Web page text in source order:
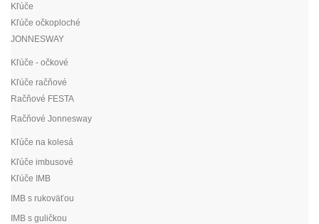
Kľúče
Kľúče očkoploché
JONNESWAY
Kľúče - očkové
Kľúče račňové
Račňové FESTA
Račňové Jonnesway
Kľúče na kolesá
Kľúče imbusové
Kľúče IMB
IMB s rukoväťou
IMB s guličkou